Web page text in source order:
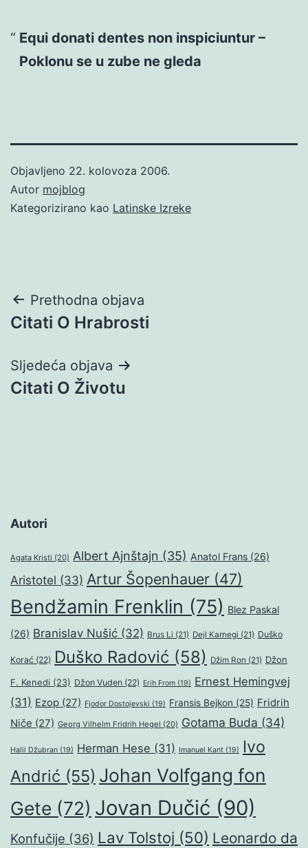
Equi donati dentes non inspiciuntur –
Poklonu se u zube ne gleda
Objavljeno 22. kolovoza 2006.
Autor mojblog
Kategorizirano kao Latinske Izreke
Navigacija
objava
Prethodna objava
Citati O Hrabrosti
Sljedeća objava
Citati O Životu
Autori
Agata Kristi (20) Albert Ajnštajn (35) Anatol Frans (26)
Aristotel (33) Artur Šopenhauer (47)
Bendžamin Frenklin (75) Blez Paskal
(26) Branislav Nušić (32) Brus Li (21) Dejl Karnegi (21) Duško
Korać (22) Duško Radović (58) Džim Ron (21) Džon
F. Kenedi (23) Džon Vuden (22) Erih From (19) Ernest Hemingvej
(31) Ezop (27) Fjodor Dostojevski (19) Fransis Bejkon (25) Fridrih
Niče (27) Georg Vilhelm Fridrih Hegel (20) Gotama Buda (34)
Halil Džubran (19) Herman Hese (31) Imanuel Kant (19)
Ivo
Andrić (55) Johan Volfgang fon
Gete (72) Jovan Dučić (90)
Konfučije (36) Lav Tolstoj (50) Leonardo da